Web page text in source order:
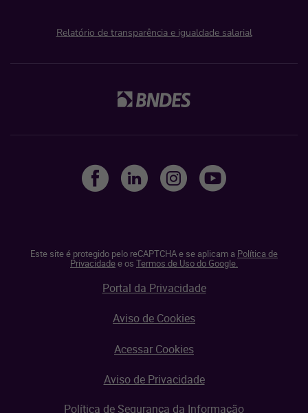
Relatório de transparência e igualdade salarial
Este site é protegido pelo reCAPTCHA e se aplicam a Política de
Privacidadee os Termos de Uso do Google.
Portal da Privacidade
Aviso de Cookies
Acessar Cookies
Aviso de Privacidade
Política de Segurança da Informação